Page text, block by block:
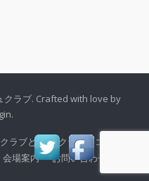
クラブ. Crafted with love by
.
ラブとは
クラス・コース
会場案内 お問い合わせ